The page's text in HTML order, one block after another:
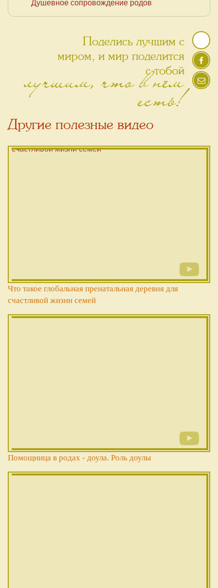
Поделись лучшим с
миром, и мир поделится
с тобой
лучшим, что в нём
есть!
Другие полезные видео
Что такое глобальная пренатальная деревня для
счастливой жизни семей
Помощница в родах - доула. Роль доулы